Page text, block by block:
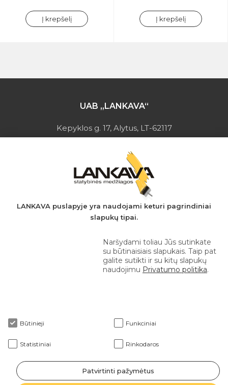
Į krepšelį Į krepšelį
UAB „LANKAVA“
Kepyklos g. 17, Alytus, LT-62117
Įmonės kodas: 149728275
PVM mokėtojo kodas: LT497282716
A.s.: LT037044060001923651
AB SEB bankas
+370 610 42 222
Apie mus
Klientams
2026 © Lankava visos teisės saugomos
LANKAVA puslapyje yra naudojami keturi pagrindiniai
slapukų tipai.
Naršydami toliau Jūs sutinkate
su būtinaisiais slapukais. Taip pat
galite sutikti ir su kitų slapukų
naudojimu Privatumo politika.
Būtinieji Funkciniai
Statistiniai Rinkodaros
Patvirtinti pažymėtus